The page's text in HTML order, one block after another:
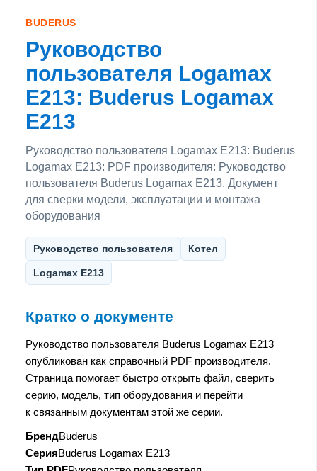
BUDERUS
Руководство
пользователя Logamax
E213: Buderus Logamax
E213
Руководство пользователя Logamax E213: Buderus
Logamax E213: PDF производителя: Руководство
пользователя Buderus Logamax E213. Документ
для сверки модели, эксплуатации и монтажа
оборудования
Руководство пользователя Котел
Logamax E213
Кратко о документе
Руководство пользователя Buderus Logamax E213
опубликован как справочный PDF производителя.
Страница помогает быстро открыть файл, сверить
серию, модель, тип оборудования и перейти
к связанным документам этой же серии.
БрендBuderus
СерияBuderus Logamax E213